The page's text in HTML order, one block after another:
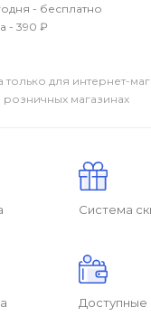
- бесплатно
- 390 ₽
только для интернет-
розничных магазинах
Система
Доступные